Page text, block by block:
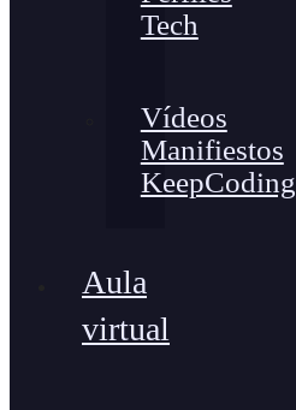
Tech
Vídeos
Manifiestos
KeepCoding
Aula
virtual